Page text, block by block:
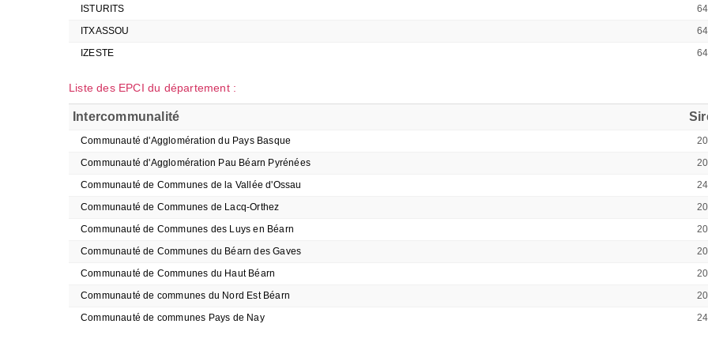
ISTURITS
ITXASSOU
IZESTE
Liste des EPCI du département :
Intercommunalité
Communauté d'Agglomération du Pays Basque
Communauté d'Agglomération Pau Béarn Pyrénées
Communauté de Communes de la Vallée d'Ossau
Communauté de Communes de Lacq-Orthez
Communauté de Communes des Luys en Béarn
Communauté de Communes du Béarn des Gaves
Communauté de Communes du Haut Béarn
Communauté de communes du Nord Est Béarn
Communauté de communes Pays de Nay